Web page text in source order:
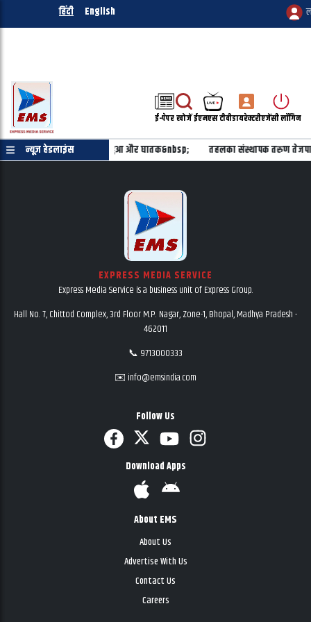
हिंदी English
ई-पेपरखोजेंईएमएस टीवीडायरेक्टरीएजेंसी लॉगिन
न्यूज़ हेडलाइंस
वायुसेना- मिराज-2000 अब हुआ और घातक&nbsp; तहलका संस्थापक तरुण
EXPRESS MEDIA SERVICE
Express Media Service is a business unit of Express Group.
Hall No. 7, Chittod Complex, 3rd Floor M.P. Nagar, Zone-1, Bhopal, Madhya Pradesh -
462011
📞 9713000333
✉️ info@emsindia.com
Follow Us
Download Apps
About EMS
About Us
Advertise With Us
Contact Us
Careers